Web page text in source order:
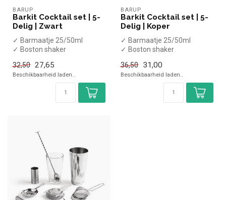
BARUP
Barkit Cocktail set | 5-
Delig | Zwart
✓ Barmaatje 25/50ml
✓ Boston shaker
✓ Hawthorne cocktail st...
32,50 27,65
Beschikbaarheid laden..
BARUP
Barkit Cocktail set | 5-
Delig | Koper
✓ Barmaatje 25/50ml
✓ Boston shaker
✓ Hawthorne cocktail st...
36,50 31,00
Beschikbaarheid laden..